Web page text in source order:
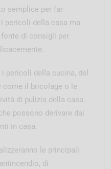
semplice per far
pericoli della casa ma
di consigli per
pericoli della cucina, del
come il bricolage o le
di pulizia della casa.
possono derivare dai
in casa.
le principali
di